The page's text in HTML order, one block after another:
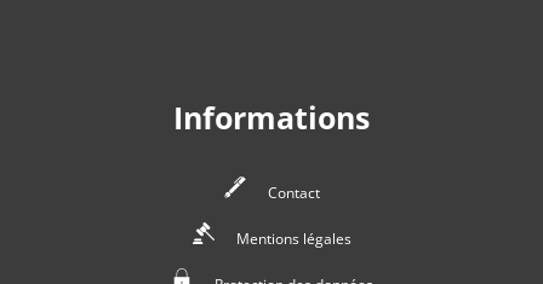
Informations
Contact
Mentions légales